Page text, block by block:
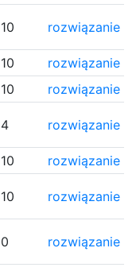
10 rozwiązanie
10
rozwiązanie
10
rozwiązanie
4 rozwiązanie
10
rozwiązanie
10 rozwiązanie
0 rozwiązanie